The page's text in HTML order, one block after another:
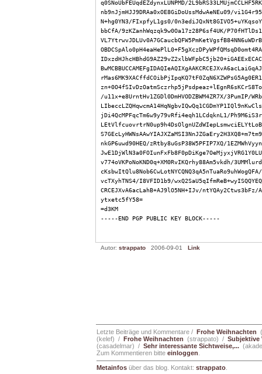
q0SNoUbFEUqdEZdynxLUNPMD/
nb9nJjmHJJ9DRAa0xOE8GiDoUssMdwAeNEu09/
N+hg0YN3/FIxpfyL1gs0/
bbCfA/9zKZanhWqzqk9w0Oa17z28P6sf4UK/
/u11x+e8UrntHv1ZGDl0DmHVODZBWM4ZR7X/3PumIP/
jDi4QcMPFqcTm6w9y79vRfi4eqh1LCdqknL1/
nkGP6uwd90HEQ/zRtby8uGsP38W5PFIP7XQ/
v774oVKPoNoKND0q+XM0RvIKQrhy88Am5vkdh/
cKsbwItQlu8Nob6CwLotNYCQNQ3qA5nTuaRo9uhWogQFA/
vcTXyhTNS4/I8VFID1b9/
CRCEJXvA6acLahB+AJ9lO5NH+IJv/ntYQAy2Ctws3bFz/
ytxetc5fY58=
=d3KM
-----END PGP PUBLIC KEY BLOCK-----
Autor: strappato 2006-09-01 Link
Letzte Beiträge und Kommentare / Frohe Weihnachten
(kelef) / Frohe Weihnachten (strappato) / Subjektive
(casadelmar) / Sehr interessante Sichtweise,...
Zum Kommentieren bitte einloggen
Metainfosüber das blog. Kontakt: strappato.